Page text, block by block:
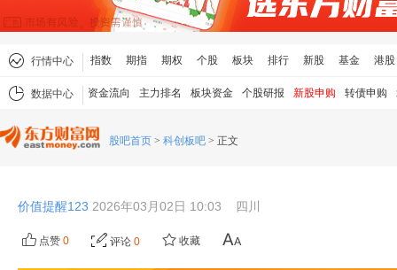
行情中心 指数 期指 期权 个股 板块 排行 新股 基金 港股
数据中心 资金流向 主力排名 板块资金 个股研报 新股申购 转债申购
股吧首页 > 科创板吧 > 正文
价值提醒123 2026年03月02日 10:03 四川
点赞 0 评论 0 收藏